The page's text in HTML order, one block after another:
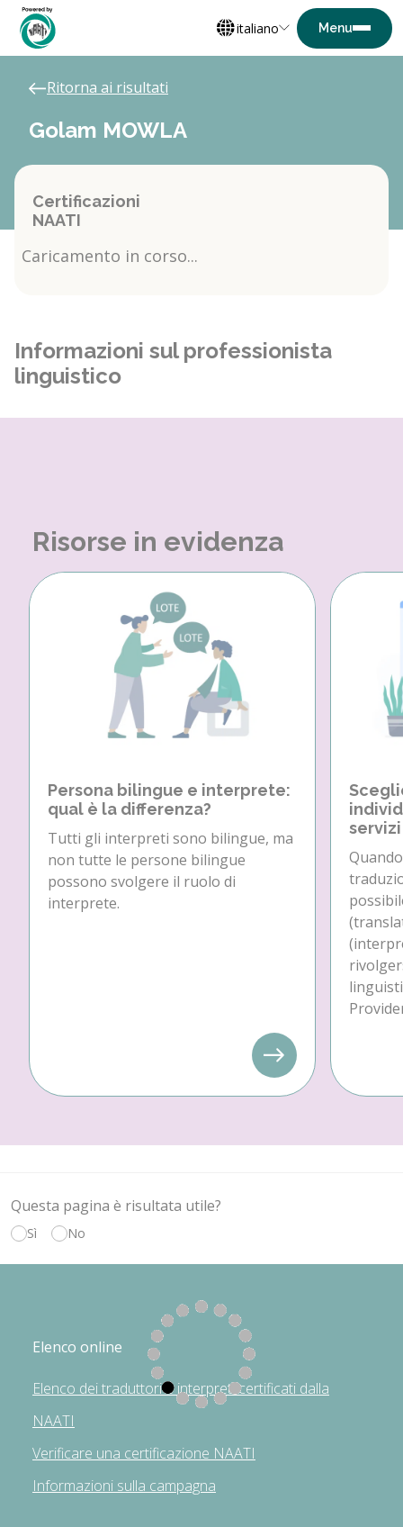
italiano
Ritorna ai risultati
Golam MOWLA
Certificazioni
NAATI
Caricamento in corso...
Informazioni sul professionista
linguistico
Risorse in evidenza
Persona bilingue e interprete:
qual è la differenza?
Tutti gli interpreti sono bilingue, ma
non tutte le persone bilingue
possono svolgere il ruolo di
interprete.
Questa pagina è risultata utile?
Sì No
Elenco online
Elenco dei traduttori e interpreti certificati dalla
NAATI
Verificare una certificazione NAATI
Informazioni sulla campagna